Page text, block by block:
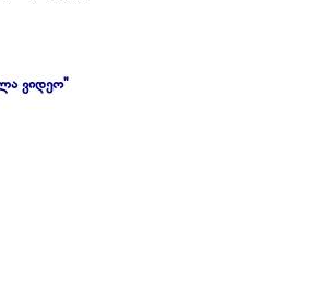
ვიდეო"